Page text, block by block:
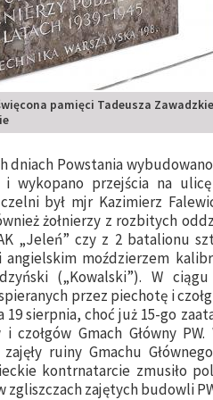
pamięci Tadeusza
dniach Powstania
i wykopano przejścia na
był mjr Kazimierz
żołnierzy z rozbitych
„Jeleń” czy z 2 batalionu
angielskim moździerzem
(„Kowalski”). W
przez piechotę i
19 sierpnia, choć już 15-go
i czołgów Gmach Główny
zajęły ruiny Gmachu
kontrnatarcie zmusiło
zgliszczach zajętych budowli